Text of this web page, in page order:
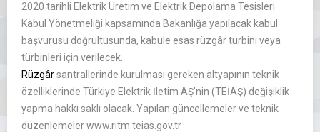
2020 tarihli Elektrik Üretim ve Elektrik Depolama Tesisleri
Kabul Yönetmeliği kapsamında Bakanlığa yapılacak kabul
başvurusu doğrultusunda, kabule esas rüzgâr türbini veya
türbinleri için verilecek.
Rüzgârsantrallerinde kurulması gereken altyapının teknik
özelliklerinde Türkiye Elektrik İletim AŞ’nin (TEİAŞ) değişiklik
yapma hakkı saklı olacak. Yapılan güncellemeler ve teknik
düzenlemeler www.ritm.teias.gov.tr